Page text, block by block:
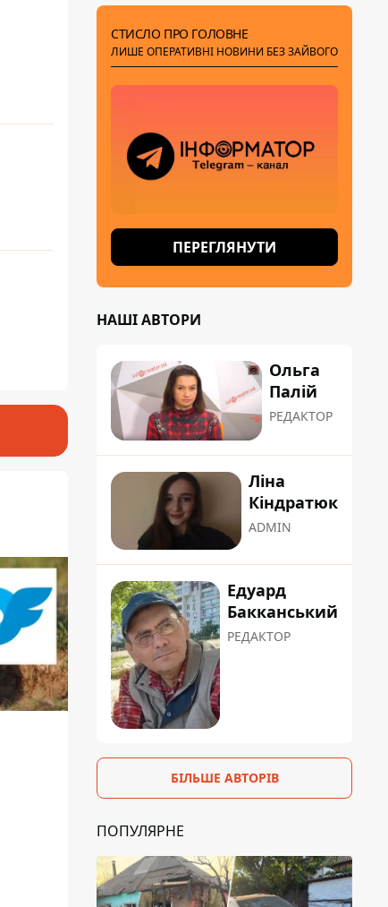
СТИСЛО ПРО ГОЛОВНЕ
ЛИШЕ ОПЕРАТИВНІ НОВИНИ БЕЗ ЗАЙВОГО
ПЕРЕГЛЯНУТИ
НАШІ АВТОРИ
Ольга
Палій
РЕДАКТОР
Ліна
Кіндратюк
ADMIN
Едуард
Бакканський
РЕДАКТОР
БІЛЬШЕ АВТОРІВ
ПОПУЛЯРНЕ